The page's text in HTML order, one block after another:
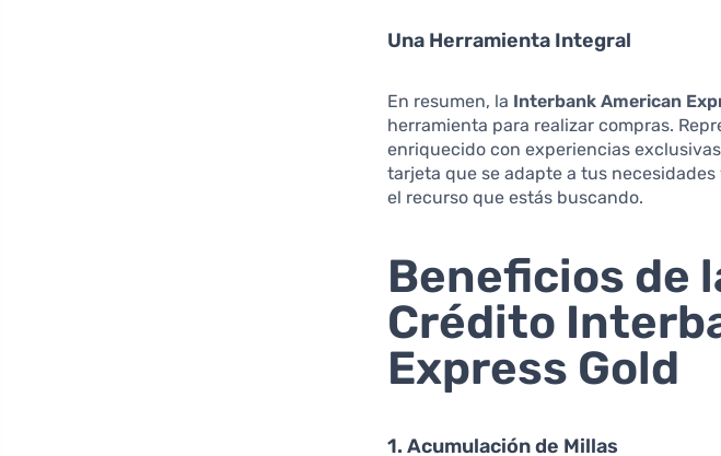
Una Herramienta Integral
En resumen, la Interbank American
herramienta para realizar compras.
enriquecido con experiencias
tarjeta que se adapte a tus
el recurso que estás buscando.
Beneficios de
Crédito
Express Gold
1. Acumulación de Millas